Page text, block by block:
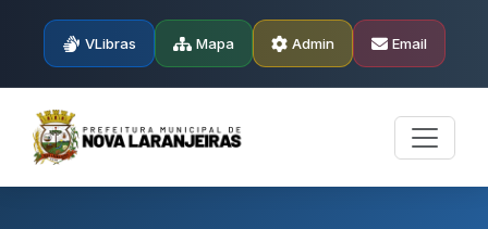
VLibras Mapa Admin Email